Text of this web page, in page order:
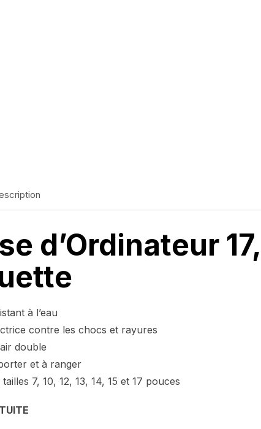
d’Ordinateur
à l’eau
contre les chocs et rayures
double
et à ranger
7, 10, 12, 13, 14, 15 et 17 pouces